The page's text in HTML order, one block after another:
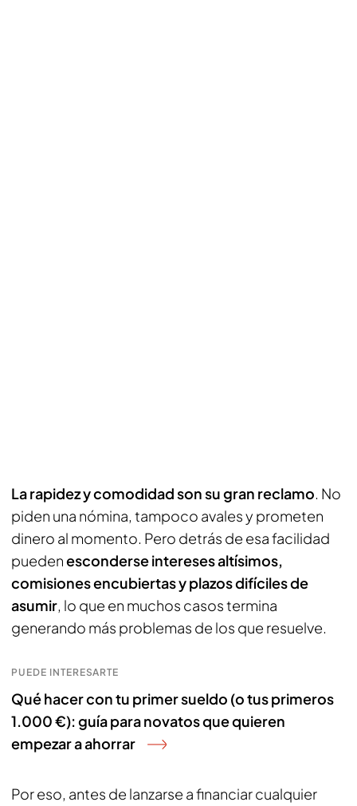
La rapidez y comodidad son su gran reclamo. No
piden una nómina, tampoco avales y prometen
dinero al momento. Pero detrás de esa facilidad
puedenesconderse intereses altísimos,
comisiones encubiertas y plazos difíciles de
asumir, lo que en muchos casos termina
generando más problemas de los que resuelve.
PUEDE INTERESARTE
Qué hacer con tu primer sueldo (o tus primeros
1.000 €): guía para novatos que quieren
empezar a ahorrar
Por eso, antes de lanzarse a financiar cualquier